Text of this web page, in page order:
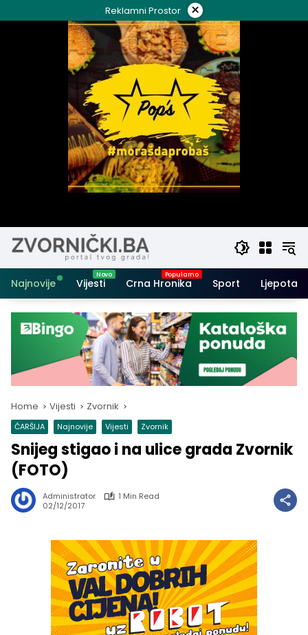
to
Reklamni Prostor ×
Najnovije Vijesti Crna Hronika Sport Ljepota i
Home Vijesti Zvornik
ČARŠIJA Najnovije Vijesti Zvornik
Snijeg stigao i na ulice grada Zvornik
(FOTO)
Administrator
1 Min Read
02/12/2017